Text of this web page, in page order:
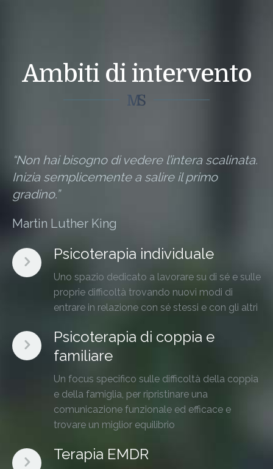
Ambiti di intervento
“Non hai bisogno di vedere l’intera scalinata.
Inizia semplicemente a salire il primo
gradino.”
Martin Luther King
Psicoterapia individuale
Uno spazio dedicato a lavorare su di sé e sulle
proprie difficoltà trovando nuovi modi di
entrare in relazione con sé stessi e con gli altri
Psicoterapia di coppia e
familiare
Un focus specifico sulle difficoltà della coppia
e della famiglia, per ripristinare una
comunicazione funzionale ed efficace e
trovare un miglior equilibrio
Terapia EMDR